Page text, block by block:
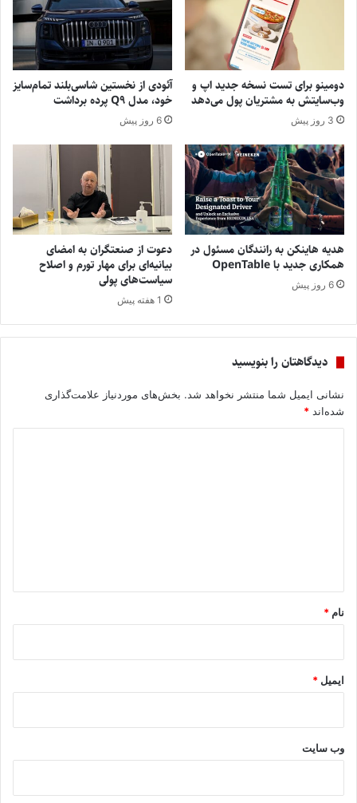
دومینو برای تست نسخه جدید اپ و
وب‌سایتش به مشتریان پول می‌دهد
3 روز پیش
آئودی از نخستین شاسی‌بلند تمام‌سایز
خود، مدل Q9 پرده برداشت
6 روز پیش
هدیه هاینکن به رانندگان مسئول در
همکاری جدید با OpenTable
6 روز پیش
دعوت از صنعتگران به امضای
بیانیه‌ای برای مهار تورم و اصلاح
سیاست‌های پولی
1 هفته پیش
دیدگاهتان را بنویسید
نشانی ایمیل شما منتشر نخواهد شد. بخش‌های موردنیاز علامت‌گذاری
شده‌اند *
نام *
ایمیل *
وب‌ سایت